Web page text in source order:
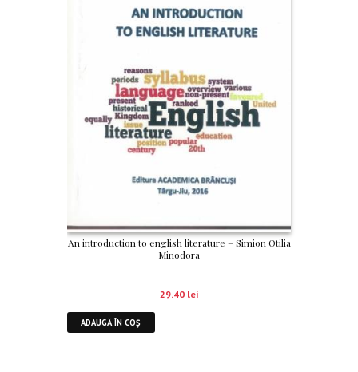
An introduction to english literature – Simion Otilia
Minodora
29.40 lei
ADAUGĂ ÎN COȘ